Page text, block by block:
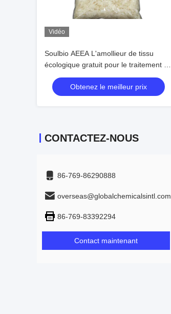
Vidéo
Soulbio AEEA L'amollieur de tissu
écologique gratuit pour le traitement de
finition des vêtements de variété
Obtenez le meilleur prix
CONTACTEZ-NOUS
86-769-86290888
overseas@globalchemicalsintl.com
86-769-83392294
Contact maintenant